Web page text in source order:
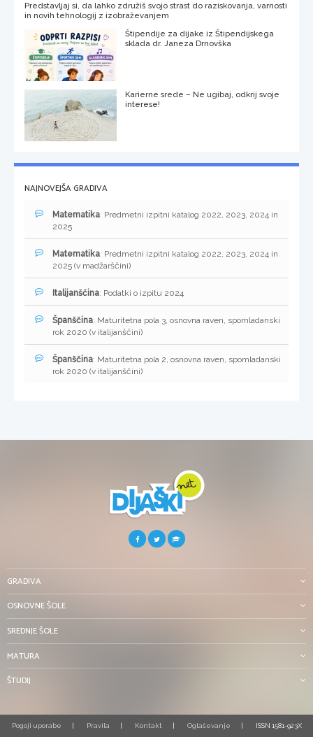
Predstavljaj si, da lahko združiš svojo strast do raziskovanja, varnosti
in novih tehnologij z izobraževanjem
Štipendije za dijake iz Štipendijskega
sklada dr. Janeza Drnovška
Karierne srede – Ne ugibaj, odkrij svoje
interese!
NAJNOVEJŠA GRADIVA
Matematika: Predmetni izpitni katalog 2022, 2023, 2024 in
2025
Matematika: Predmetni izpitni katalog 2022, 2023, 2024 in
2025 (v madžarščini)
Italijanščina: Podatki o izpitu 2024
Španščina: Maturitetna pola 3, osnovna raven, spomladanski
rok 2020 (v italijanščini)
Španščina: Maturitetna pola 2, osnovna raven, spomladanski
rok 2020 (v italijanščini)
GRADIVA
OSNOVNE ŠOLE
SREDNJE ŠOLE
MATURA
ŠTUDIJ
Pogoji uporabe Pravila Kontakt Oglaševanje ISSN 1581-923X